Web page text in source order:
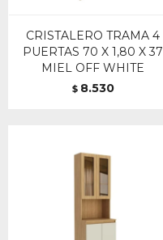
CRISTALERO TRAMA 4
PUERTAS 70 X 1,80 X 37
MIEL OFF WHITE
$ 8.530